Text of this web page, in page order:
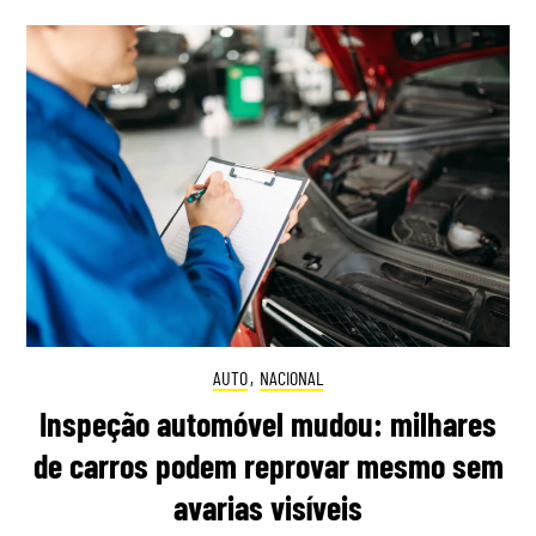
AUTO, NACIONAL
Inspeção automóvel mudou: milhares
de carros podem reprovar mesmo sem
avarias visíveis